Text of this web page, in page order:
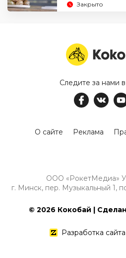
Закрыто
Следите за нами
О сайте Реклама
ООО «РокетМедиа»
г. Минск, пер. Музыкальный 1,
© 2026 Кокобай |
Разработка сайта